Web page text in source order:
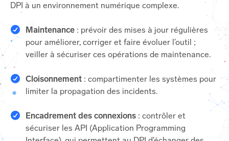
DPI à un environnement numérique complexe.
Maintenance : prévoir des mises à jour régulières
pour améliorer, corriger et faire évoluer l’outil ;
veiller à sécuriser ces opérations de maintenance.
Cloisonnement : compartimenter les systèmes pour
limiter la propagation des incidents.
Encadrement des connexions : contrôler et
sécuriser les API (Application Programming